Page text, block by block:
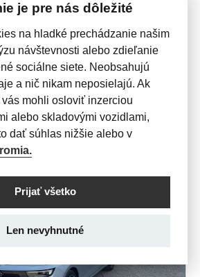
MOVANO
2,2 CDTi L4H2 6 Miest
31 138 €bez DPH 
Zľava 23%
UŽ ZA 351 €
je pre nás dôležité
na hladké prechádzanie našim
návštevnosti alebo zdieľanie
sociálne siete. Neobsahujú
a nič nikam neposielajú. Ak
mohli osloviť inzerciou
alebo skladovými vozidlami,
dať súhlas nižšie alebo v
Prijať všetko
Len nevyhnutné